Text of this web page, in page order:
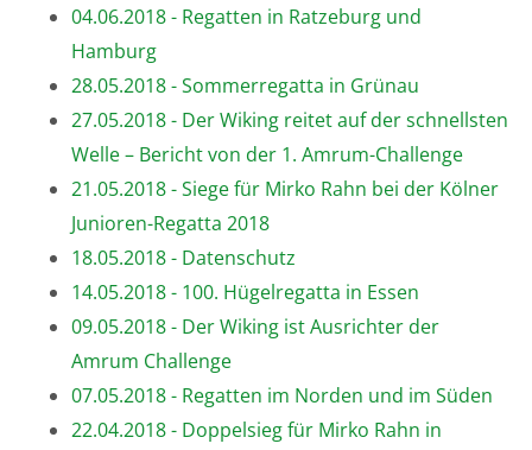
04.06.2018 - Regatten in Ratzeburg und
Hamburg
28.05.2018 - Sommerregatta in Grünau
27.05.2018 - Der Wiking reitet auf der schnellsten
Welle – Bericht von der 1. Amrum-Challenge
21.05.2018 - Siege für Mirko Rahn bei der Kölner
Junioren-Regatta 2018
18.05.2018 - Datenschutz
14.05.2018 - 100. Hügelregatta in Essen
09.05.2018 - Der Wiking ist Ausrichter der
Amrum Challenge
07.05.2018 - Regatten im Norden und im Süden
22.04.2018 - Doppelsieg für Mirko Rahn in